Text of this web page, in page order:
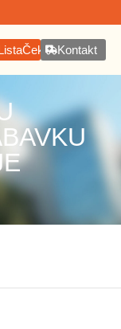
Kontakt